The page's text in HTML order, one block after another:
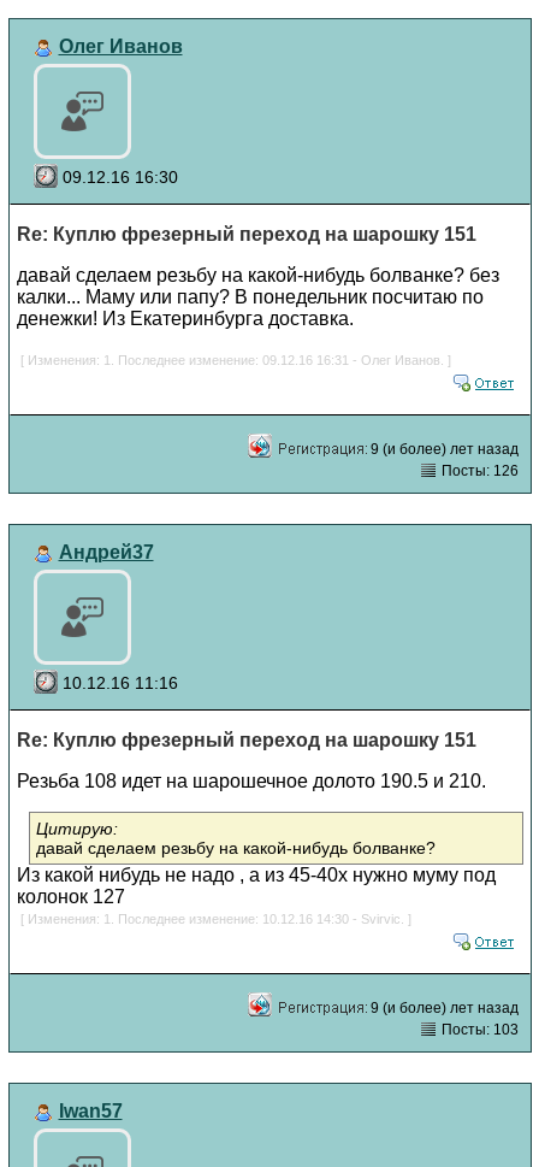
Олег Иванов
09.12.16 16:30
Re: Куплю фрезерный переход на шарошку 151
давай сделаем резьбу на какой-нибудь болванке? без
калки... Маму или папу? В понедельник посчитаю по
денежки! Из Екатеринбурга доставка.
[ Изменения: 1. Последнее изменение: 09.12.16 16:31 - Олег Иванов. ]
9 (и более) лет назад
Посты: 126
Андрей37
10.12.16 11:16
Re: Куплю фрезерный переход на шарошку 151
Резьба 108 идет на шарошечное долото 190.5 и 210.
Цитирую:
давай сделаем резьбу на какой-нибудь болванке?
Из какой нибудь не надо , а из 45-40х нужно муму под
колонок 127
[ Изменения: 1. Последнее изменение: 10.12.16 14:30 - Svirvic. ]
9 (и более) лет назад
Посты: 103
Iwan57